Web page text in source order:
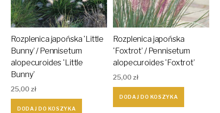
Rozplenica japońska 'Little
Bunny’ / Pennisetum
alopecuroides 'Little
Bunny’
25,00zł
DODAJ DO KOSZYKA
Rozplenica japońska
'Foxtrot’ / Pennisetum
alopecuroides 'Foxtrot’
25,00zł
DODAJ DO KOSZYKA